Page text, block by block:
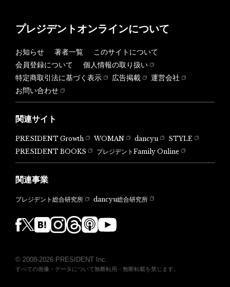
プレジデントオンラインについて
お知らせ 著者一覧
このサイトについて
会員登録について
個人情報の取り扱い
特定商取引法に基づく表示
広告掲載
運営会社
お問い合わせ
関連サイト
PRESIDENT Growth WOMAN dancyu
STYLE
PRESIDENT BOOKS
プレジデントFamily Online
関連事業
プレジデント総合研究所 dancyu総合研究所
© 2008-2026 PRESIDENT Inc.
すべての画像・データについて無断転用・無断転載を禁じます。